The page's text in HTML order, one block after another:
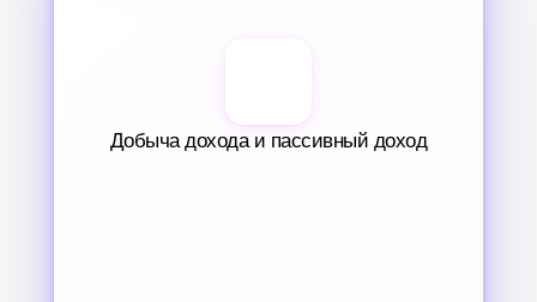
Добыча дохода и пассивный доход